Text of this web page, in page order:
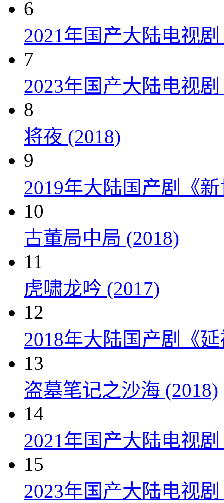
6
2021年国产大陆电视
7
2023年国产大陆电视
8
将夜 (2018)
9
2019年大陆国产剧《
10
古董局中局 (2018)
11
虎啸龙吟 (2017)
12
2018年大陆国产剧《
13
盗墓笔记之沙海 (2018)
14
2021年国产大陆电视
15
2023年国产大陆电视